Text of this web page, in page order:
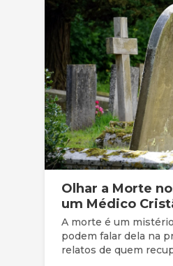
sobre a vida após a
e na minha
Jesus Cristo
morte, pois não só a
como também a Sua
humanidade confere
que, ao longo dos
o Messias prometido.
Olhar a Morte
um Médico
A morte é um
podem falar dela na
relatos de quem